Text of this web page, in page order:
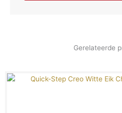
Gerelateerde